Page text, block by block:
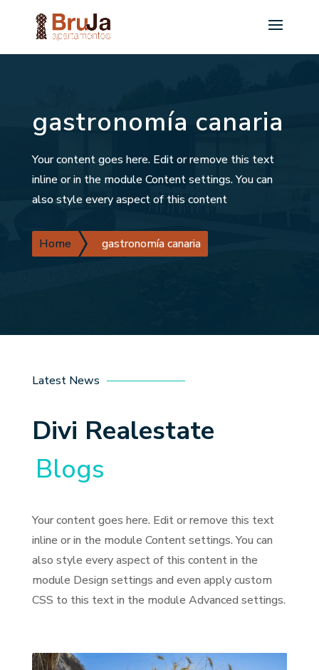
gastronomía canaria
Your content goes here. Edit or remove this text
inline or in the module Content settings. You can
also style every aspect of this content
Home gastronomía canaria
Latest News
Divi Realestate
Blogs
Your content goes here. Edit or remove this text
inline or in the module Content settings. You can
also style every aspect of this content in the
module Design settings and even apply custom
CSS to this text in the module Advanced settings.